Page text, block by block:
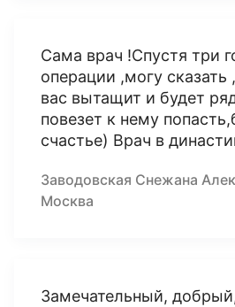
Сама врач !Спустя три
операции ,могу сказать
вас вытащит и будет
повезет к нему
счастье) Врач в
Заводовская Снежана
Москва
Замечательный,